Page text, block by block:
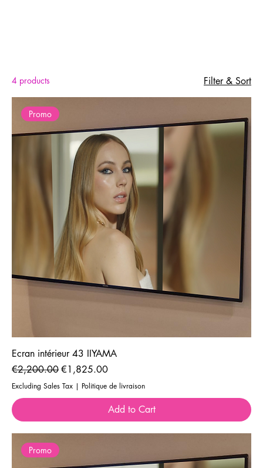
4 products Filter & Sort
Promo
Ecran intérieur 43 IIYAMA
Regular Price
€2,200.00Sale Price
€1,825.00
Excluding Sales Tax | Politique de livraison
Add to Cart
Promo